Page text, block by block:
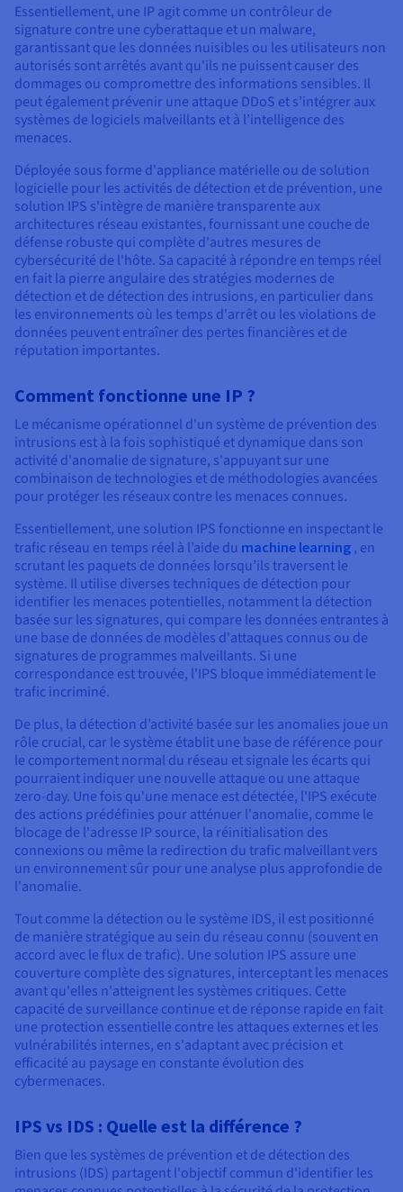
Essentiellement, une IP agit comme un contrôleur de
signature contre une cyberattaque et un malware,
garantissant que les données nuisibles ou les utilisateurs non
autorisés sont arrêtés avant qu'ils ne puissent causer des
dommages ou compromettre des informations sensibles. Il
peut également prévenir une attaque DDoS et s’intégrer aux
systèmes de logiciels malveillants et à l’intelligence des
menaces.
Déployée sous forme d'appliance matérielle ou de solution
logicielle pour les activités de détection et de prévention, une
solution IPS s'intègre de manière transparente aux
architectures réseau existantes, fournissant une couche de
défense robuste qui complète d'autres mesures de
cybersécurité de l'hôte. Sa capacité à répondre en temps réel
en fait la pierre angulaire des stratégies modernes de
détection et de détection des intrusions, en particulier dans
les environnements où les temps d'arrêt ou les violations de
données peuvent entraîner des pertes financières et de
réputation importantes.
Comment fonctionne une IP ?
Le mécanisme opérationnel d'un système de prévention des
intrusions est à la fois sophistiqué et dynamique dans son
activité d'anomalie de signature, s'appuyant sur une
combinaison de technologies et de méthodologies avancées
pour protéger les réseaux contre les menaces connues.
Essentiellement, une solution IPS fonctionne en inspectant le
trafic réseau en temps réel à l’aide du machine learning , en
scrutant les paquets de données lorsqu’ils traversent le
système. Il utilise diverses techniques de détection pour
identifier les menaces potentielles, notamment la détection
basée sur les signatures, qui compare les données entrantes à
une base de données de modèles d'attaques connus ou de
signatures de programmes malveillants. Si une
correspondance est trouvée, l'IPS bloque immédiatement le
trafic incriminé.
De plus, la détection d’activité basée sur les anomalies joue un
rôle crucial, car le système établit une base de référence pour
le comportement normal du réseau et signale les écarts qui
pourraient indiquer une nouvelle attaque ou une attaque
zero-day. Une fois qu'une menace est détectée, l'IPS exécute
des actions prédéfinies pour atténuer l'anomalie, comme le
blocage de l'adresse IP source, la réinitialisation des
connexions ou même la redirection du trafic malveillant vers
un environnement sûr pour une analyse plus approfondie de
l'anomalie.
Tout comme la détection ou le système IDS, il est positionné
de manière stratégique au sein du réseau connu (souvent en
accord avec le flux de trafic). Une solution IPS assure une
couverture complète des signatures, interceptant les menaces
avant qu'elles n'atteignent les systèmes critiques. Cette
capacité de surveillance continue et de réponse rapide en fait
une protection essentielle contre les attaques externes et les
vulnérabilités internes, en s'adaptant avec précision et
efficacité au paysage en constante évolution des
cybermenaces.
IPS vs IDS : Quelle est la différence ?
Bien que les systèmes de prévention et de détection des
intrusions (IDS) partagent l'objectif commun d'identifier les